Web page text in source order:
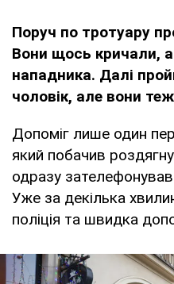
Поруч по тротуару
Вони щось кричали,
нападника. Далі
чоловік, але вони
Допоміг лише один
який побачив
одразу
Уже за декілька
поліція та швидка